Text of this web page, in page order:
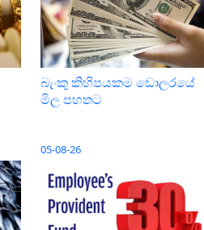
බැංකු කිහිපයකම ඩොලරයේ
මිල පහතට
05-08-26